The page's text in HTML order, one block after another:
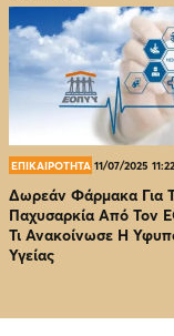
ΕΠΙΚΑΙΡΟΤΗΤΑ 11/07/2025 11:22
Δωρεάν Φάρμακα Για
Παχυσαρκία Από Τον
Τι Ανακοίνωσε Η
Υγείας